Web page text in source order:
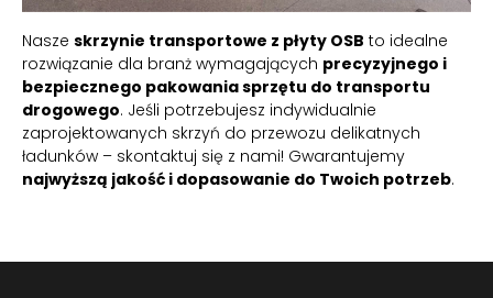
Nasze skrzynie transportowe z płyty OSB to idealne
rozwiązanie dla branż wymagających precyzyjnego i
bezpiecznego pakowania sprzętu do transportu
drogowego. Jeśli potrzebujesz indywidualnie
zaprojektowanych skrzyń do przewozu delikatnych
ładunków – skontaktuj się z nami! Gwarantujemy
najwyższą jakość i dopasowanie do Twoich potrzeb.